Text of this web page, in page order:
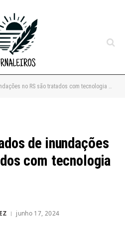
no RS são tratados com tecnologia nuclear
de inundações
com tecnologia
junho 17, 2024